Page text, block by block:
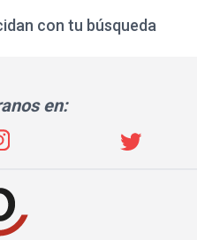
con tu búsqueda
en: